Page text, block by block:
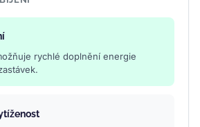
rychlé doplnění energie